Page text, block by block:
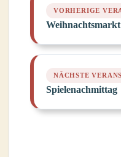
Weihnachtsmarkt
Spielenachmittag